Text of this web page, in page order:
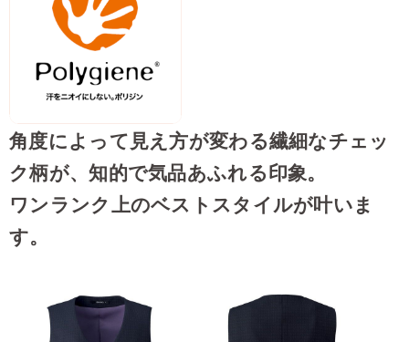
角度によって見え方が変わる繊細なチェッ
ク柄が、知的で気品あふれる印象。
ワンランク上のベストスタイルが叶いま
す。